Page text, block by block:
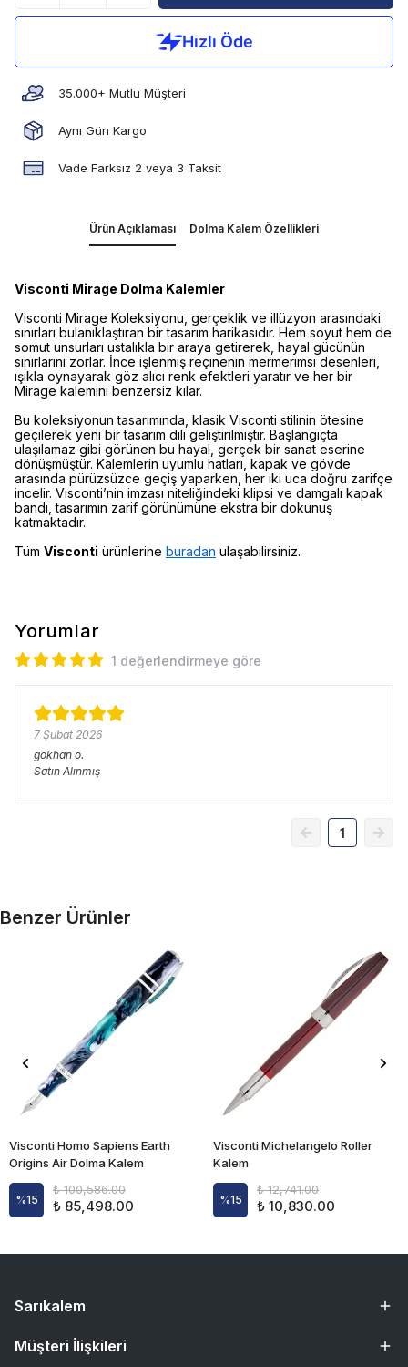
35.000+ Mutlu Müşteri
Aynı Gün Kargo
Vade Farksız 2 veya 3 Taksit
Ürün Açıklaması Dolma Kalem Özellikleri
Visconti Mirage Dolma Kalemler
Visconti Mirage Koleksiyonu, gerçeklik ve illüzyon arasındaki
sınırları bulanıklaştıran bir tasarım harikasıdır. Hem soyut hem de
somut unsurları ustalıkla bir araya getirerek, hayal gücünün
sınırlarını zorlar. İnce işlenmiş reçinenin mermerimsi desenleri,
ışıkla oynayarak göz alıcı renk efektleri yaratır ve her bir
Mirage kalemini benzersiz kılar.
Bu koleksiyonun tasarımında, klasik Visconti stilinin ötesine
geçilerek yeni bir tasarım dili geliştirilmiştir. Başlangıçta
ulaşılamaz gibi görünen bu hayal, gerçek bir sanat eserine
dönüşmüştür. Kalemlerin uyumlu hatları, kapak ve gövde
arasında pürüzsüzce geçiş yaparken, her iki uca doğru zarifçe
incelir. Visconti’nin imzası niteliğindeki klipsi ve damgalı kapak
bandı, tasarımın zarif görünümüne ekstra bir dokunuş
katmaktadır.
Tüm Visconti ürünlerine buradan ulaşabilirsiniz.
Yorumlar
1 değerlendirmeye göre
7 Şubat 2026
gökhan ö.
Satın Alınmış
1
Benzer Ürünler
Visconti Homo Sapiens Earth
Origins Air Dolma Kalem
%15
₺ 100,586.00
₺ 85,498.00
Visconti Michelangelo Roller
Kalem
%15
₺ 12,741.00
₺ 10,830.00
Sarıkalem
Müşteri İlişkileri